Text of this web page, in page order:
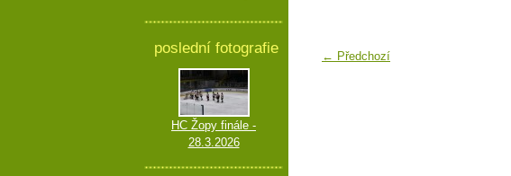
← Předchozí
poslední fotografie
HC Žopy finále -
28.3.2026